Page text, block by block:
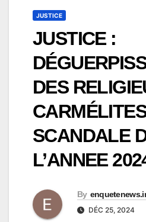
JUSTICE
JUSTICE :
DES
SCANDALE
L’ANNEE
By
DÉC 25, 2024